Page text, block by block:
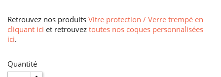
Retrouvez nos produits Vitre protection / Verre trempé en
cliquant ici et retrouvez toutes nos coques personnalisées
ici.
Quantité